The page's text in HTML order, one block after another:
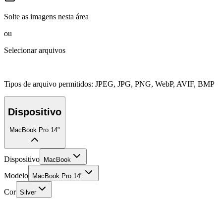
Solte as imagens nesta área
ou
Selecionar arquivos
Tipos de arquivo permitidos: JPEG, JPG, PNG, WebP, AVIF, BMP
Dispositivo
MacBook Pro 14"
Dispositivo MacBook
Modelo MacBook Pro 14"
Cor Silver